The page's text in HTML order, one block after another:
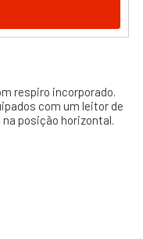
respiro incorporado.
com um leitor de
posição horizontal.